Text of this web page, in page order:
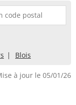
Blois
à jour le 05/01/26